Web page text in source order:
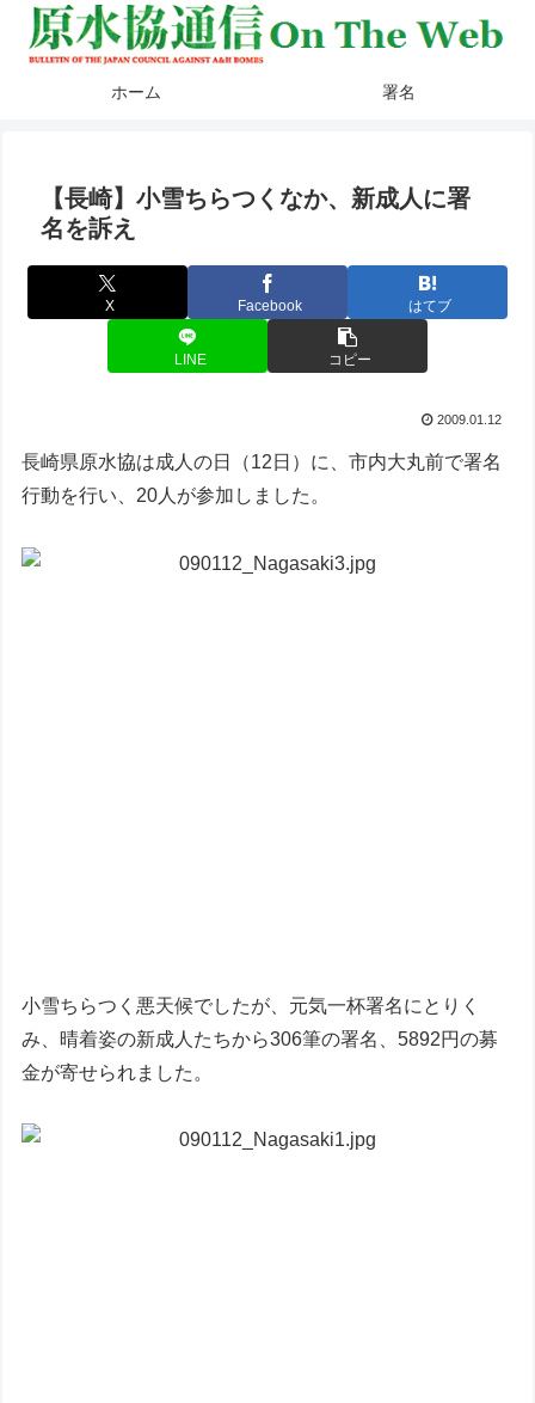
ホーム 署名
【長崎】小雪ちらつくなか、新成人に署
名を訴え
X Facebook はてブ
LINE コピー
2009.01.12
長崎県原水協は成人の日（12日）に、市内大丸前で署名
行動を行い、20人が参加しました。
小雪ちらつく悪天候でしたが、元気一杯署名にとりく
み、晴着姿の新成人たちから306筆の署名、5892円の募
金が寄せられました。